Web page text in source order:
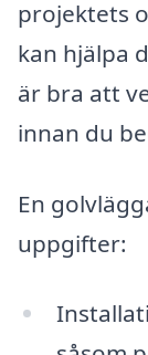
projektets
kan hjälpa
är bra att
innan du
En
uppgifter: